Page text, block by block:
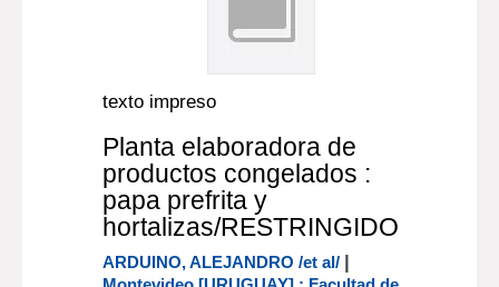
texto impreso
Planta elaboradora de
productos congelados :
papa prefrita y
hortalizas/RESTRINGIDO
ARDUINO, ALEJANDRO /et al/ |